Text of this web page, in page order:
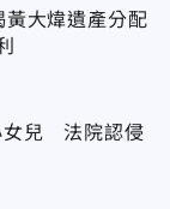
大煒遺產分配
女兒 法院認侵